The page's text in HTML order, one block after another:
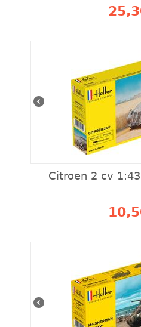
Citroen 2 cv